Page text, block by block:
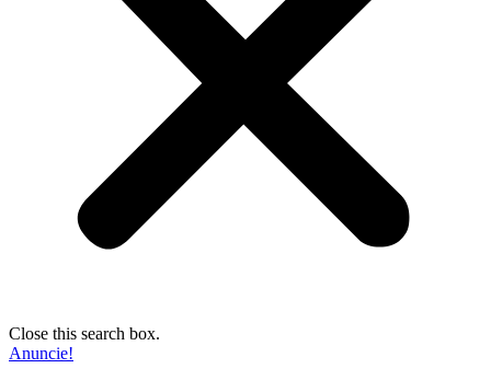
Close this search box.
Anuncie!